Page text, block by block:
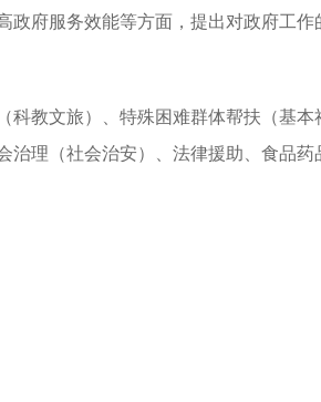
府服务效能等方面，提出对政府工作
教文旅）、特殊困难群体帮扶（基
治理（社会治安）、法律援助、食品